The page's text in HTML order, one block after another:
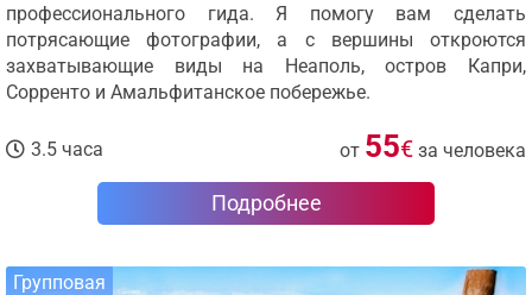
профессионального гида. Я помогу вам сделать
потрясающие фотографии, а с вершины откроются
захватывающие виды на Неаполь, остров Капри,
Сорренто и Амальфитанское побережье.
3.5 часа от 55€ за человека
Подробнее
Групповая